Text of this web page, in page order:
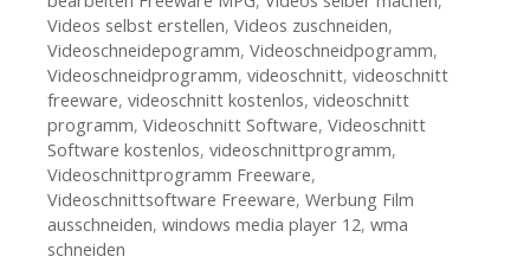
Videos selbst erstellen, Videos zuschneiden,
Videoschneidepogramm, Videoschneidpogramm,
Videoschneidprogramm, videoschnitt, videoschnitt
freeware, videoschnitt kostenlos, videoschnitt
programm, Videoschnitt Software, Videoschnitt
Software kostenlos, videoschnittprogramm,
Videoschnittprogramm Freeware,
Videoschnittsoftware Freeware, Werbung Film
ausschneiden, windows media player 12, wma
schneiden